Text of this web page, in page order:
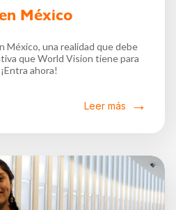
México
México, una realidad que debe
que World Vision tiene para
ahora!
Leer más